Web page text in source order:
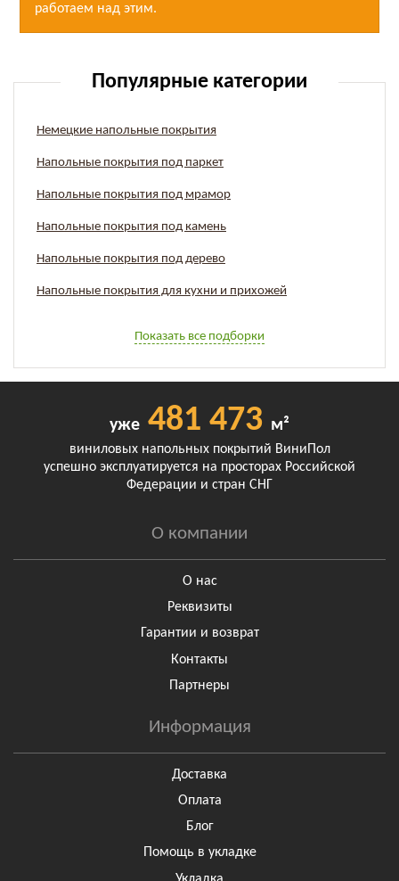
работаем над этим.
Популярные категории
Немецкие напольные покрытия
Напольные покрытия под паркет
Напольные покрытия под мрамор
Напольные покрытия под камень
Напольные покрытия под дерево
Напольные покрытия для кухни и прихожей
Показать все подборки
уже 481 473 м²
виниловых напольных покрытий ВиниПол
успешно эксплуатируется на просторах Российской
Федерации и стран СНГ
О компании
О нас
Реквизиты
Гарантии и возврат
Контакты
Партнеры
Информация
Доставка
Оплата
Блог
Помощь в укладке